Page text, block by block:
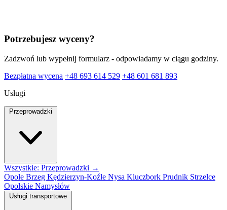
Potrzebujesz wyceny?
Zadzwoń lub wypełnij formularz - odpowiadamy w ciągu godziny.
Bezpłatna wycena +48 693 614 529 +48 601 681 893
Usługi
Przeprowadzki
Wszystkie: Przeprowadzki →
Opole Brzeg Kędzierzyn-Koźle Nysa Kluczbork Prudnik Strzelce
Opolskie Namysłów
Usługi transportowe